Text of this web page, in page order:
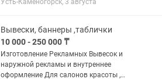
Усть-Каменогорск, 3 августа
Вывески, баннеры ,таблички
10 000 - 250 000 ₸
Изготовление Рекламных Вывесок и
наружной рекламы и внутреннее
оформление Для салонов красоты ,